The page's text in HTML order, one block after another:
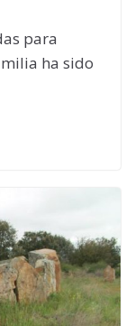
para
ha sido